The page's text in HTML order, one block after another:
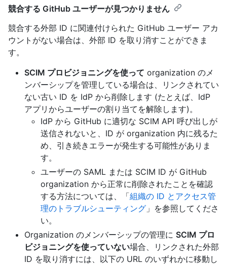
競合する GitHub ユーザーが見つかりません
競合する外部 ID に関連付けられた GitHub ユーザー アカ
ウントがない場合は、外部 ID を取り消すことができま
す。
SCIM プロビジョニングを使って organization のメ
ンバーシップを管理している場合は、リンクされてい
ない古い ID を IdP から削除します (たとえば、IdP
アプリからユーザーの割り当てを解除します)。
IdP から GitHub に適切な SCIM API 呼び出しが
送信されないと、ID が organization 内に残るた
め、引き続きエラーが発生する可能性がありま
す。
ユーザーの SAML または SCIM ID が GitHub
organization から正常に削除されたことを確認
する方法については、「組織の ID とアクセス管
理のトラブルシューティング 」を参照してくださ
い。
Organization のメンバーシップの管理に SCIM プロ
ビジョニングを使っていない場合、リンクされた外部
ID を取り消すには、以下の URL のいずれかに移動し